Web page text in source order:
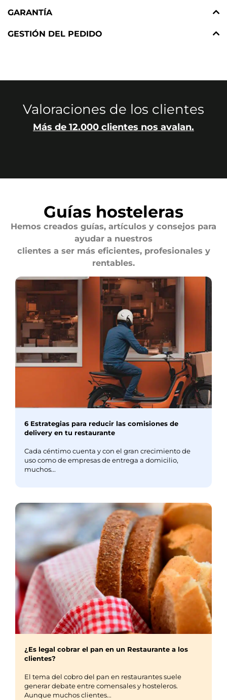
GARANTÍA
GESTIÓN DEL PEDIDO
Valoraciones de los clientes
Más de 12.000 clientes nos avalan.
Guías hosteleras
Hemos creados guías, artículos y consejos para
ayudar a nuestros
clientes a ser más eficientes, profesionales y
rentables.
6 Estrategias para reducir las comisiones de
delivery en tu restaurante
Cada céntimo cuenta y con el gran crecimiento de
uso como de empresas de entrega a domicilio,
muchos...
¿Es legal cobrar el pan en un Restaurante a los
clientes?
El tema del cobro del pan en restaurantes suele
generar debate entre comensales y hosteleros.
Aunque muchos clientes...